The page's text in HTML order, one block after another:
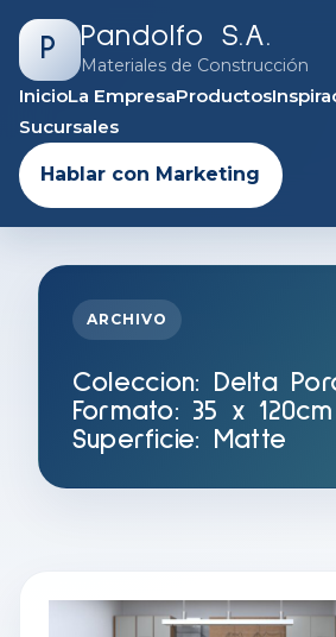
P Pandolfo S.A.
Materiales de Construcción
InicioLa EmpresaProductos
Sucursales
Hablar con Marketing
ARCHIVO
Coleccion:
Delta
Formato: 35 x 120cm
Superficie: Matte